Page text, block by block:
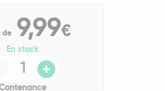
de 9,99€
En stock